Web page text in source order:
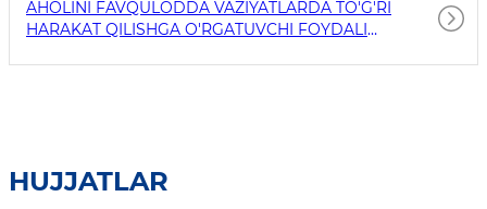
AHOLINI FAVQULODDA VAZIYATLARDA TO'G'RI
HARAKAT QILISHGA O'RGATUVCHI FOYDALI
HUJJATLAR